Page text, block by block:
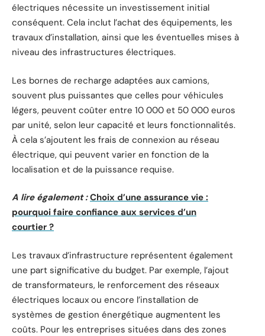
électriques nécessite un investissement initial
conséquent. Cela inclut l’achat des équipements, les
travaux d’installation, ainsi que les éventuelles mises à
niveau des infrastructures électriques.
Les bornes de recharge adaptées aux camions,
souvent plus puissantes que celles pour véhicules
légers, peuvent coûter entre 10 000 et 50 000 euros
par unité, selon leur capacité et leurs fonctionnalités.
À cela s’ajoutent les frais de connexion au réseau
électrique, qui peuvent varier en fonction de la
localisation et de la puissance requise.
A lire également : Choix d’une assurance vie :
pourquoi faire confiance aux services d’un
courtier ?
Les travaux d’infrastructure représentent également
une part significative du budget. Par exemple, l’ajout
de transformateurs, le renforcement des réseaux
électriques locaux ou encore l’installation de
systèmes de gestion énergétique augmentent les
coûts. Pour les entreprises situées dans des zones